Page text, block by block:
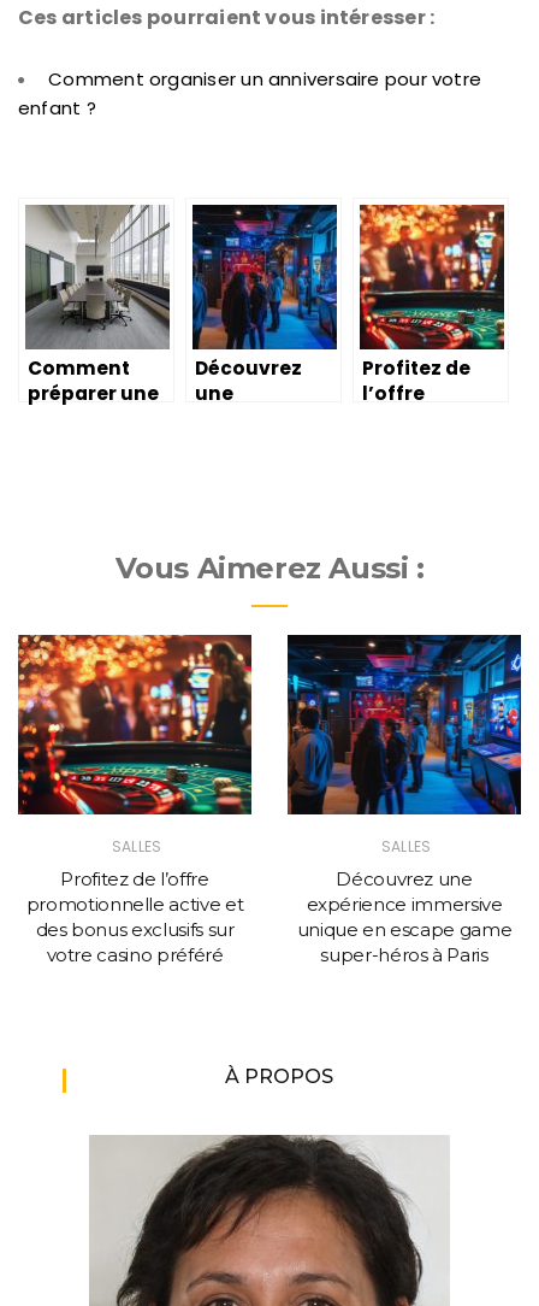
Ces articles pourraient vous intéresser :
Comment organiser un anniversaire pour votre
enfant ?
Comment
préparer une
Découvrez
une
Profitez de
l’offre
Vous Aimerez Aussi :
SALLES
Profitez de l’offre
promotionnelle active et
des bonus exclusifs sur
votre casino préféré
SALLES
Découvrez une
expérience immersive
unique en escape game
super-héros à Paris
À PROPOS